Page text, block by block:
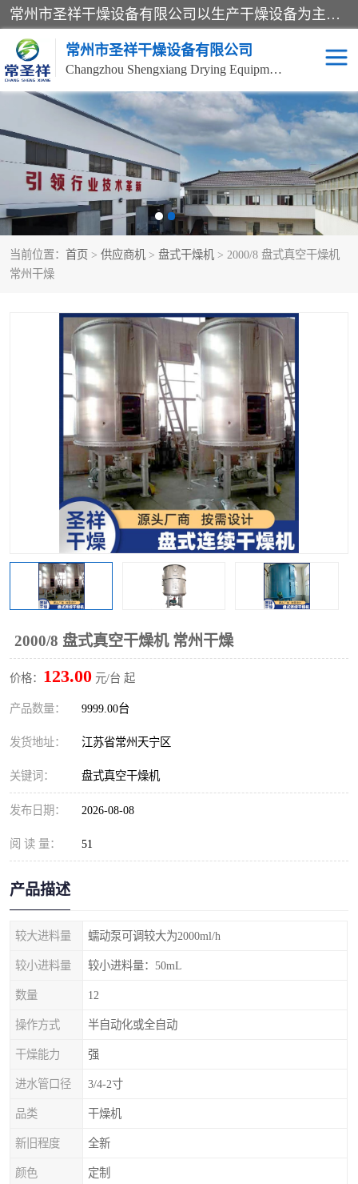
常州市圣祥干燥设备有限公司以生产干燥设备为主导产品，提供：干燥设备、干燥机、混合机、气流干燥机、烘箱、热风循环烘箱、沸腾干燥机、烘干机、喷雾干燥机等产品的生产、制造与销售服务。
常州市圣祥干燥设备有限公司
Changzhou Shengxiang Drying Equipment Co. , Ltd.
当前位置： 首页 > 供应商机 > 盘式干燥机 > 2000/8 盘式真空干燥机
常州干燥
2000/8 盘式真空干燥机 常州干燥
价格： 123.00 元/台 起
产品数量： 9999.00台
发货地址： 江苏省常州天宁区
关键词： 盘式真空干燥机
发布日期： 2026-08-08
阅 读 量： 51
产品描述
较大进料量 蠕动泵可调较大为2000ml/h
较小进料量 较小进料量：50mL
数量 12
操作方式 半自动化或全自动
干燥能力 强
进水管口径 3/4-2寸
品类 干燥机
新旧程度 全新
颜色 定制
单锥真空干燥机 双锥真空干燥机
气流干燥机 滚筒刮板干燥机
干燥机 闪蒸干燥机
桨叶干燥机 高速混合机
粗粉碎机 带式干燥机
单锥螺带真空干燥机 沸腾干燥机
方形圆形真空干燥机 真空耙式干燥机
热风循环烘箱 喷雾干燥机
振动流化床干燥机 盘式干燥机